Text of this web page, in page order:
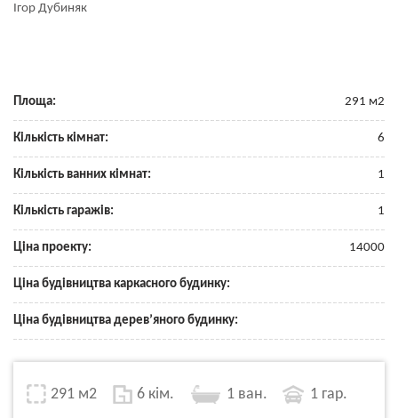
Ігор Дубиняк
Площа: 291 м2
Кількість кімнат: 6
Кількість ванних кімнат: 1
Кількість гаражів: 1
Ціна проекту: 14000
Ціна будівництва каркасного будинку:
Ціна будівництва дерев’яного будинку:
291 м2 6 кім. 1 ван. 1 гар.